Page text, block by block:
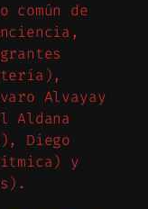
de
Alvayay
Aldana
Diego
y